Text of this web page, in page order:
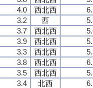
4.0 西北西
3.2 西
3.7 西北西
3.9 西北西
3.3 西北西
3.8 西北西
3.5 西北西
3.4 北西